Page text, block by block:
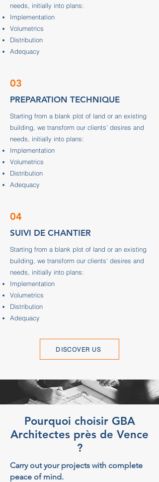
needs, initially into plans:
Implementation
Volumetrics
Distribution
Adequacy
03
PREPARATION TECHNIQUE
Starting from a blank plot of land or an existing
building, we transform our clients' desires and
needs, initially into plans:
Implementation
Volumetrics
Distribution
Adequacy
04
SUIVI DE CHANTIER
Starting from a blank plot of land or an existing
building, we transform our clients' desires and
needs, initially into plans:
Implementation
Volumetrics
Distribution
Adequacy
DISCOVER US
Pourquoi choisir GBA
Architectes près de Vence
?
Carry out your projects with complete
peace of mind.